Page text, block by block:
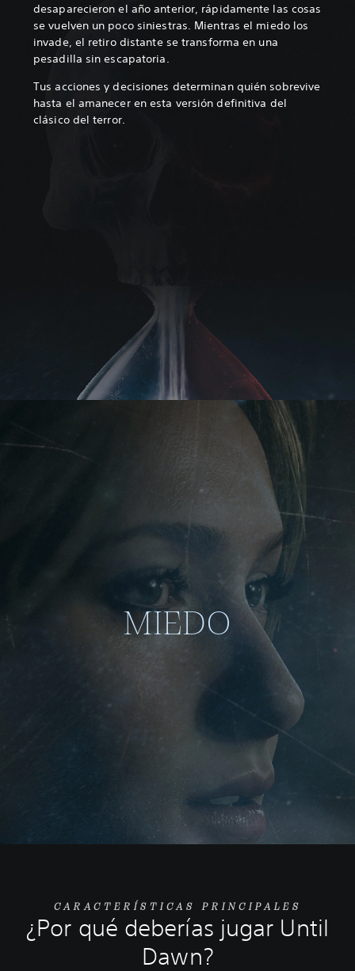
desaparecieron el año anterior, rápidamente las cosas
se vuelven un poco siniestras. Mientras el miedo los
invade, el retiro distante se transforma en una
pesadilla sin escapatoria.
Tus acciones y decisiones determinan quién sobrevive
hasta el amanecer en esta versión definitiva del
clásico del terror.
MIEDO
CARACTERÍSTICAS PRINCIPALES
¿Por qué deberías jugar Until
Dawn?